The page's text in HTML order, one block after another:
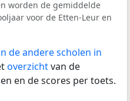
worden de gemiddelde
voor de Etten-Leur en
de andere scholen in
overzichtvan de
en de scores per toets.